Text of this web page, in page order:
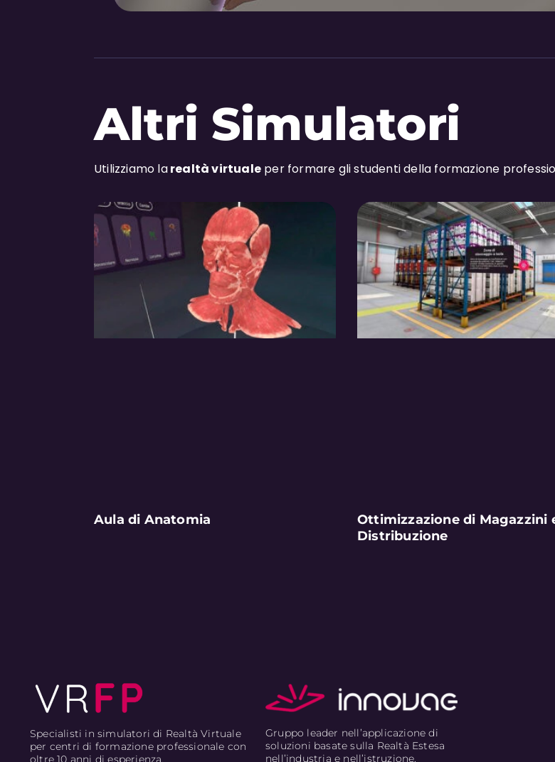
Altri Simulatori
Utilizziamo larealtà virtuale per formare gli studenti della formazione
Aula di Anatomia
Ottimizzazione di Magazzini
Distribuzione
Specialisti in simulatori di Realtà Virtuale
per centri di formazione professionale con
oltre 10 anni di esperienza.
Gruppo leader nell’applicazione di
soluzioni basate sulla Realtà Estesa
nell’industria e nell’istruzione.